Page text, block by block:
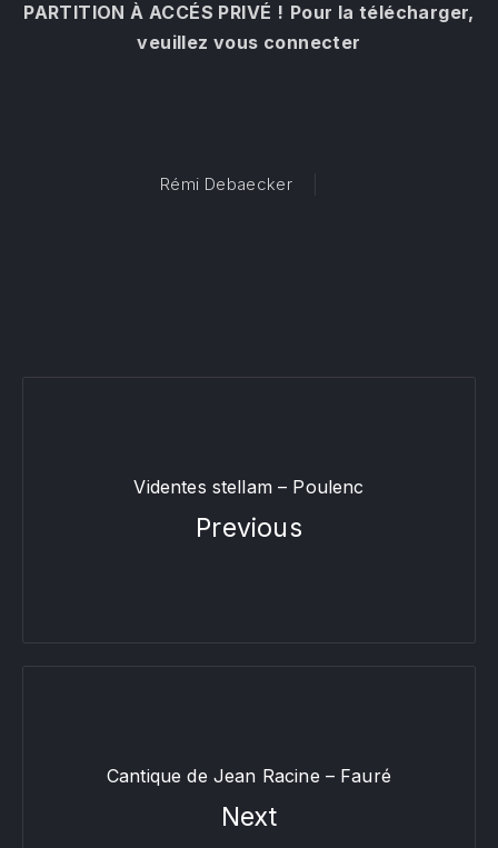
PARTITION À ACCÉS PRIVÉ ! Pour la télécharger,
veuillez vous connecter
Rémi Debaecker
Videntes stellam – Poulenc
Previous
Cantique de Jean Racine – Fauré
Next